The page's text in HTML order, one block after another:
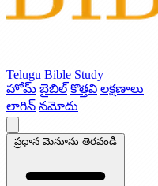
Telugu Bible Study
హోమ్ బైబిల్ కొత్తవి లక్షణాలు
లాగిన్ నమోదు
ప్రధాన మెనూను తెరవండి